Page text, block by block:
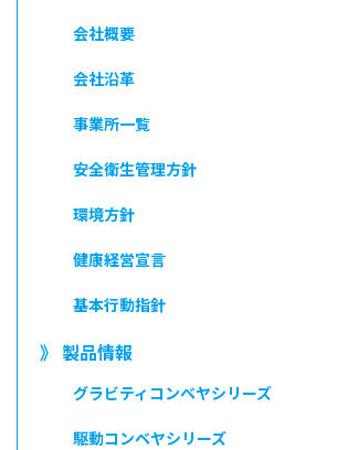
会社概要
会社沿革
事業所一覧
安全衛生管理方針
環境方針
健康経営宣言
基本行動指針
》 製品情報
グラビティコンベヤシリーズ
駆動コンベヤシリーズ